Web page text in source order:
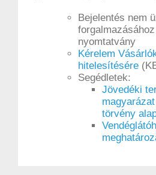
Bejelentés nem
nyomtatvány
Kérelem
hitelesítésére
Segédletek:
Jövedéki
törvény